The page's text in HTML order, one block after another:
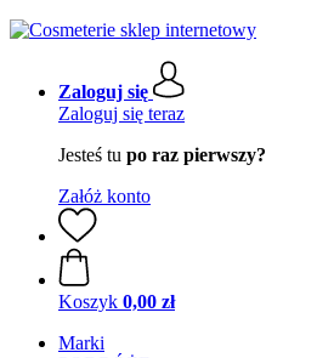
Zaloguj się
Zaloguj się teraz
Jesteś tu po raz pierwszy?
Załóż konto
Koszyk 0,00 zł
Marki